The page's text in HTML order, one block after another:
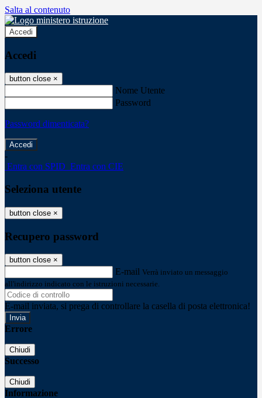
Salta al contenuto
Accedi
Accedi
button close ×
Nome Utente
Password
Password dimenticata?
-
Entra con SPID Entra con CIE
Seleziona utente
button close ×
Recupero password
button close ×
E-mail Verrà inviato un messaggio
all'indirizzo indicato con le istruzioni necessarie.
E-mail inviata, si prega di controllare la casella di posta elettronica!
Errore
Chiudi
Successo
Chiudi
Informazione